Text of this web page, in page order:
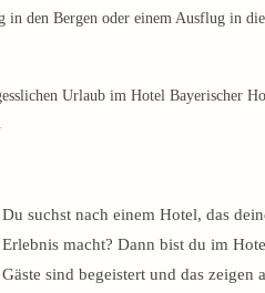
in den Bergen oder einem Ausflug in
Urlaub im Hotel Bayerischer
Du suchst nach einem Hotel, das
Erlebnis macht? Dann bist du im
Gäste sind begeistert und das